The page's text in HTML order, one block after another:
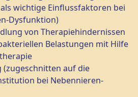
wichtige Einflussfaktoren bei
Dysfunktion)
von Therapiehindernissen
Belastungen mit Hilfe
auf die
bei Nebennieren-